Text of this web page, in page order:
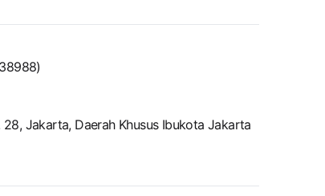
Jakarta, Daerah Khusus Ibukota Jakarta